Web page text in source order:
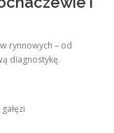
rynnowych – od
diagnostykę.